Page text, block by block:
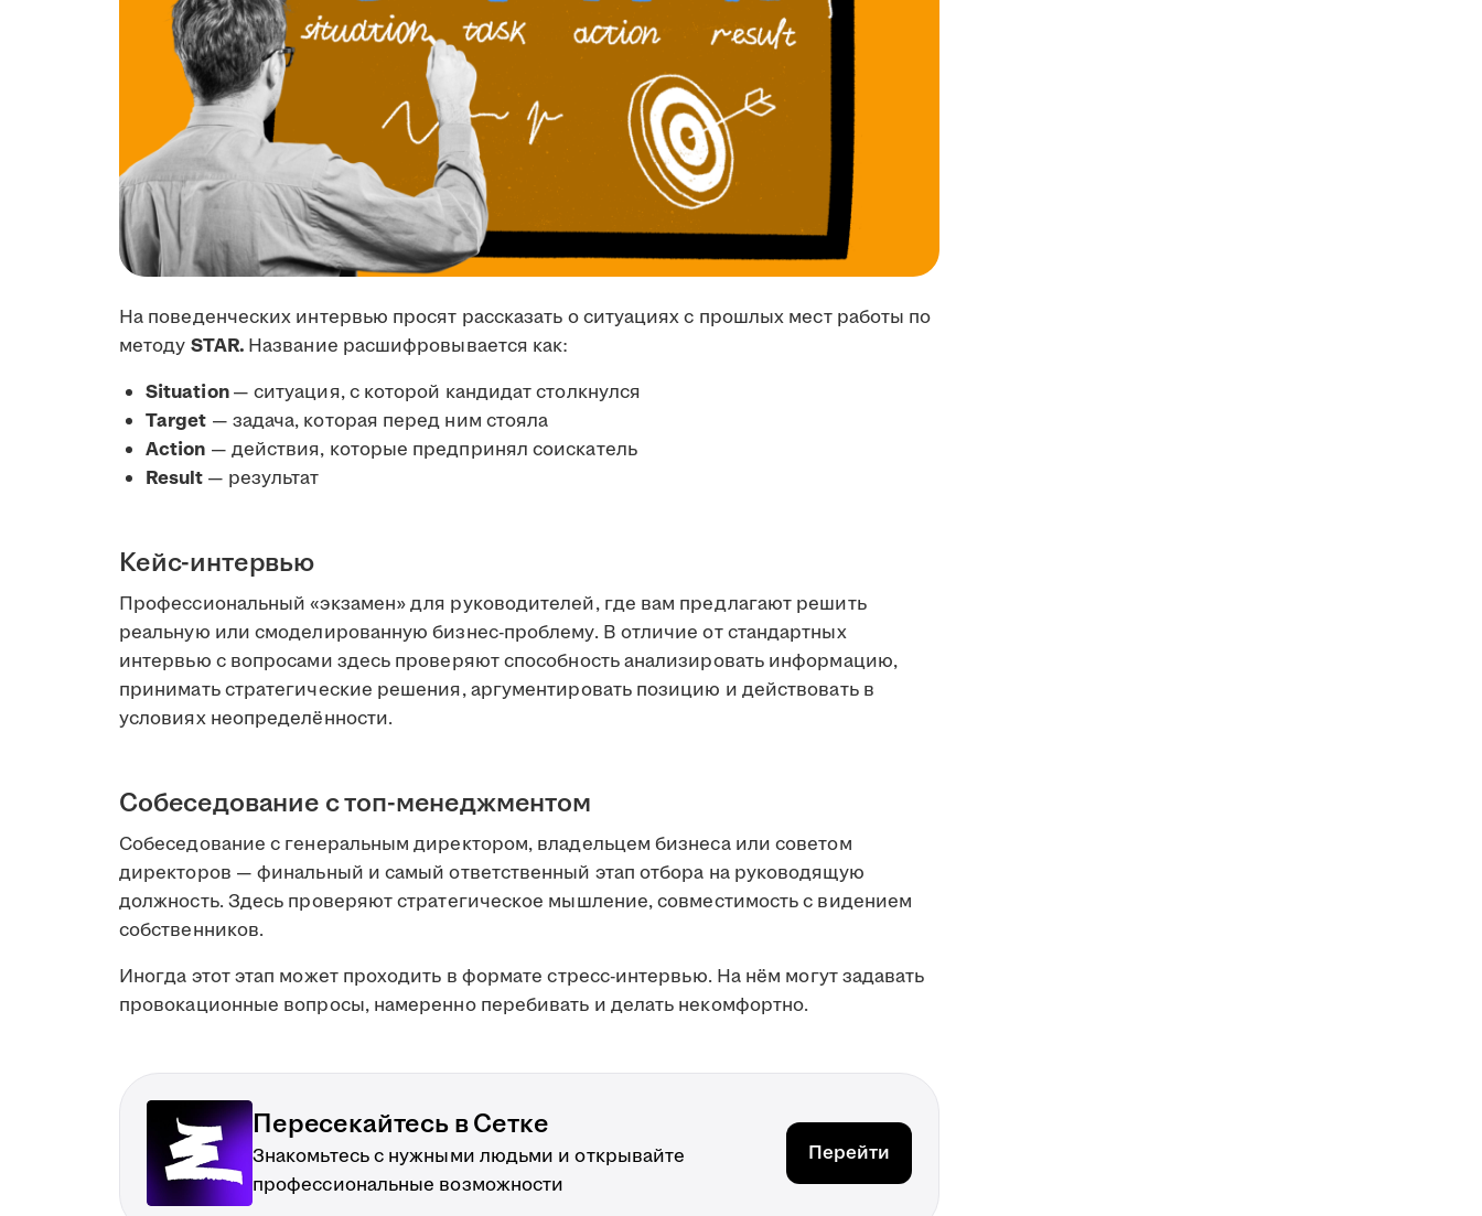
На поведенческих интервью просят рассказать о ситуациях с прошлых мест работы по
методу STAR. Название расшифровывается как:
Situation— ситуация, с которой кандидат столкнулся
Target — задача, которая перед ним стояла
Action — действия, которые предпринял соискатель
Result — результат
Кейс-интервью
Профессиональный «экзамен» для руководителей, где вам предлагают решить
реальную или смоделированную бизнес-проблему. В отличие от стандартных
интервью с вопросами здесь проверяют способность анализировать информацию,
принимать стратегические решения, аргументировать позицию и действовать в
условиях неопределённости.
Собеседование с топ-менеджментом
Собеседование с генеральным директором, владельцем бизнеса или советом
директоров — финальный и самый ответственный этап отбора на руководящую
должность. Здесь проверяют стратегическое мышление, совместимость с видением
собственников.
Иногда этот этап может проходить в формате стресс-интервью. На нём могут задавать
провокационные вопросы, намеренно перебивать и делать некомфортно.
Пересекайтесь в Сетке
Знакомьтесь с нужными людьми и открывайте
профессиональные возможности
Перейти